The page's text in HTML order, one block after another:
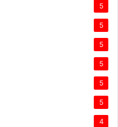
5
5
5
5
5
5
4